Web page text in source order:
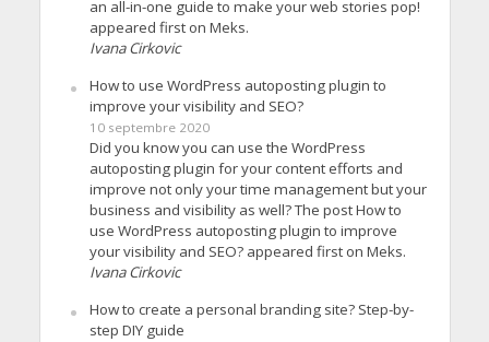
an all-in-one guide to make your web stories pop!
appeared first on Meks.
Ivana Cirkovic
How to use WordPress autoposting plugin to
improve your visibility and SEO?
10 septembre 2020
Did you know you can use the WordPress
autoposting plugin for your content efforts and
improve not only your time management but your
business and visibility as well? The post How to
use WordPress autoposting plugin to improve
your visibility and SEO? appeared first on Meks.
Ivana Cirkovic
How to create a personal branding site? Step-by-
step DIY guide